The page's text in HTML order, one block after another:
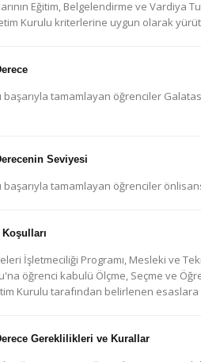
Eğitim, Belgelendirme ve Vardiya
Kurulu kriterlerine uygun olarak
başarıyla tamamlayan öğrenciler
Seviyesi
başarıyla tamamlayan öğrenciler
Koşulları
İşletmeciliği Programı, Mesleki ve
öğrenci kabulü Ölçme, Seçme ve
Kurulu tarafından belirlenen esaslara
Gereklilikleri ve Kurallar